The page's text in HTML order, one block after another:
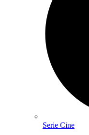
Serie Cine